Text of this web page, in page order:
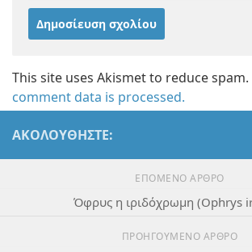
This site uses Akismet to reduce spam.
comment data is processed.
ΑΚΟΛΟΥΘΉΣΤΕ:
ΕΠΌΜΕΝΟ ΆΡΘΡΟ
Όφρυς η ιριδόχρωμη (Ophrys
ΠΡΟΗΓΟΎΜΕΝΟ ΆΡΘΡΟ